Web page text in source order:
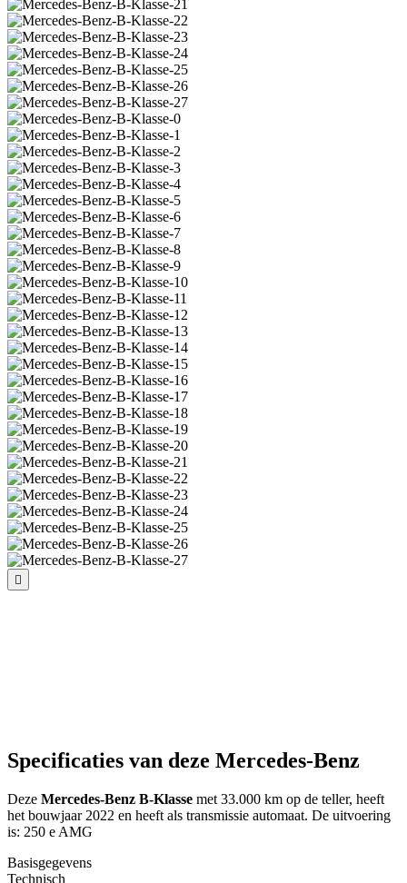
Specificaties van deze Mercedes-Benz
Deze Mercedes-Benz B-Klasse met 33.000 km op de teller, heeft
het bouwjaar 2022 en heeft als transmissie automaat. De uitvoering
is: 250 e AMG
Basisgegevens
Technisch